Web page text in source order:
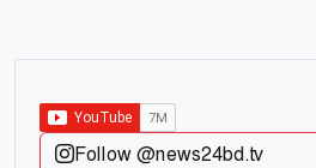
Follow @news24bd.tv